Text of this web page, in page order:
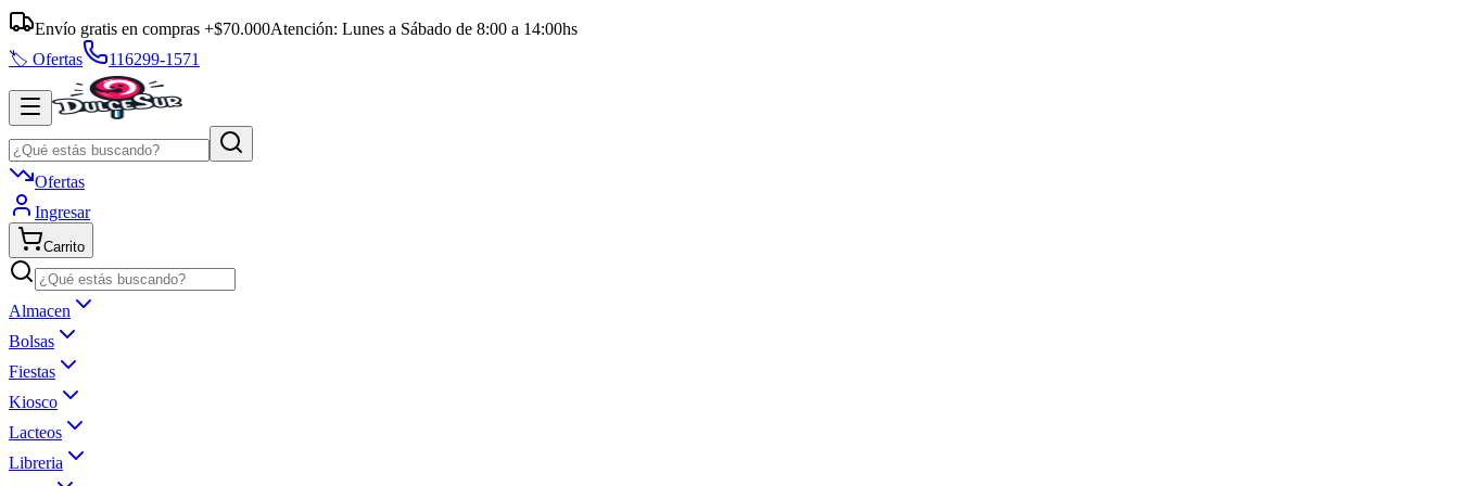
Envío gratis en compras +$70.000Atención: Lunes a Sábado de 8:00 a 14:00hs
🏷️ Ofertas
116299-1571
Ofertas
Ingresar
Carrito
Almacen
Bolsas
Fiestas
Kiosco
Lacteos
Libreria